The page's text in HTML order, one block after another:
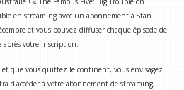
en streaming avec un abonnement à Stan.
et vous pouvez diffuser chaque épisode de
après votre inscription.
et que vous quittez le continent, vous envisagez
d'accéder à votre abonnement de streaming,